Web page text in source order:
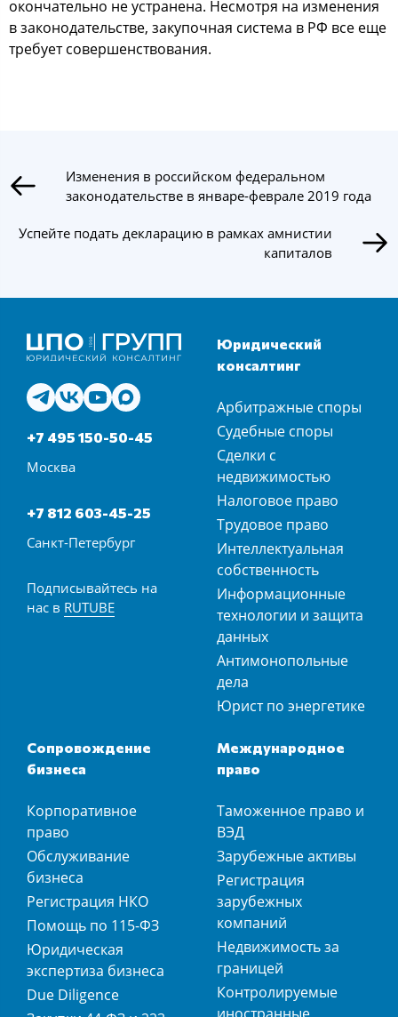
окончательно не устранена. Несмотря на изменения
в законодательстве, закупочная система в РФ все еще
требует совершенствования.
Изменения в российском федеральном
законодательстве в январе-феврале 2019 года
Успейте подать декларацию в рамках амнистии
капиталов
+7 495 150-50-45
Москва
+7 812 603-45-25
Санкт-Петербург
Подписывайтесь на
нас в RUTUBE
Юридический
консалтинг
Арбитражные споры
Судебные споры
Сделки с
недвижимостью
Налоговое право
Трудовое право
Интеллектуальная
собственность
Информационные
технологии и защита
данных
Антимонопольные
дела
Юрист по энергетике
Сопровождение
бизнеса
Корпоративное
право
Обслуживание
бизнеса
Регистрация НКО
Помощь по 115-ФЗ
Юридическая
экспертиза бизнеса
Due Diligence
Международное
право
Таможенное право и
ВЭД
Зарубежные активы
Регистрация
зарубежных
компаний
Недвижимость за
границей
Контролируемые